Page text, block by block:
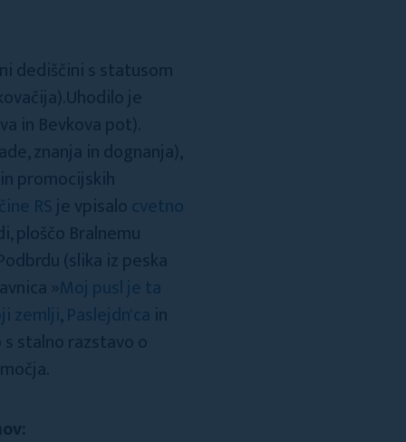
dediščini s statusom
je
in Bevkova pot).
znanja in dognanja),
promocijskih
RSje vpisalocvetno
ploščo Bralnemu
(slika iz peska
»Moj pusl je ta
zemlji,Paslejdn'ca in
stalno razstavo o